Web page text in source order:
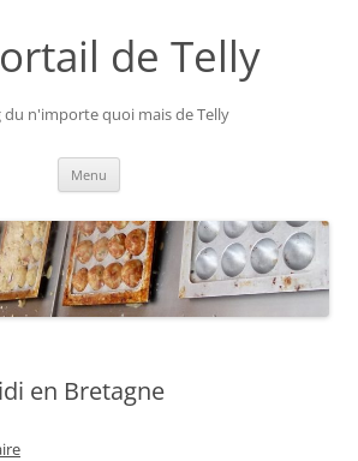
de Telly
du n'importe quoi mais de Telly
Menu
en Bretagne